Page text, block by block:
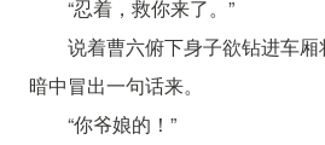
“忍着，救你来了。”
说着曹六俯下身子欲钻进车
暗中冒出一句话来。
“你爷娘的！”